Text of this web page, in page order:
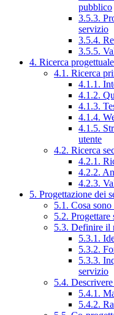
pubblico
3.5.3.
servizio
3.5.4.
3.5.5.
4. Ricerca progettuale
4.1. Ricerca
4.1.1.
4.1.2.
4.1.3.
4.1.4.
4.1.5.
utente
4.2. Ricerca
4.2.1.
4.2.2.
4.2.3.
5. Progettazione dei
5.1. Cosa
5.2.
5.3. Definire il
5.3.1.
5.3.2.
5.3.3.
servizio
5.4.
5.4.1.
5.4.2.